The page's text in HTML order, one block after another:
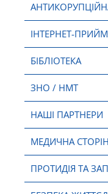
ІНТЕРНЕТ-
БІБЛІОТЕКА
ЗНО / НМТ
НАШІ ПАРТНЕРИ
МЕДИЧНА
ПРОТИДІЯ ТА